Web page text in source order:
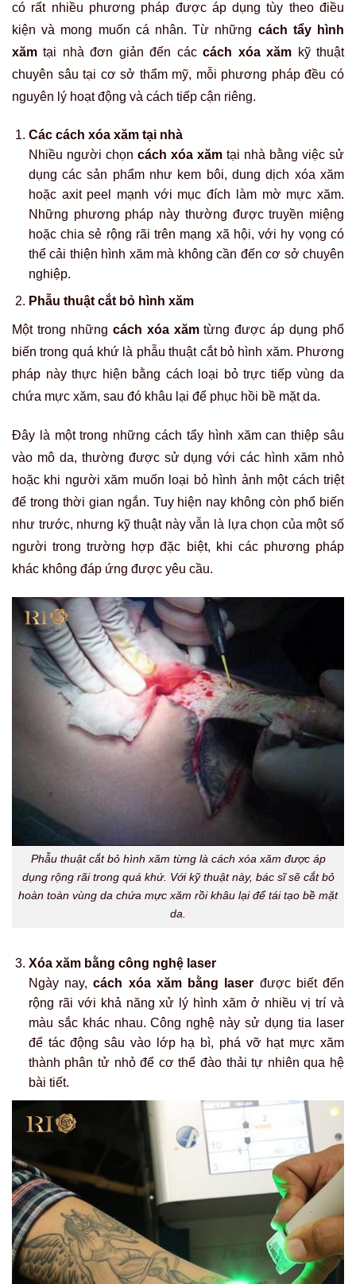
có rất nhiều phương pháp được áp dụng tùy theo điều
kiện và mong muốn cá nhân. Từ những cách tẩy hình
xămtại nhà đơn giản đến cáccách xóa xăm kỹ thuật
chuyên sâu tại cơ sở thẩm mỹ, mỗi phương pháp đều có
nguyên lý hoạt động và cách tiếp cận riêng.
Các cách xóa xăm tại nhà
Nhiều người chọn cách xóa xăm tại nhà bằng việc sử
dụng các sản phẩm như kem bôi, dung dịch xóa xăm
hoặc axit peel mạnh với mục đích làm mờ mực xăm.
Những phương pháp này thường được truyền miệng
hoặc chia sẻ rộng rãi trên mạng xã hội, với hy vọng có
thể cải thiện hình xăm mà không cần đến cơ sở chuyên
nghiệp.
Phẫu thuật cắt bỏ hình xăm
Một trong những cách xóa xămtừng được áp dụng phổ
biến trong quá khứ là phẫu thuật cắt bỏ hình xăm. Phương
pháp này thực hiện bằng cách loại bỏ trực tiếp vùng da
chứa mực xăm, sau đó khâu lại để phục hồi bề mặt da.
Đây là một trong những cách tẩy hình xăm can thiệp sâu
vào mô da, thường được sử dụng với các hình xăm nhỏ
hoặc khi người xăm muốn loại bỏ hình ảnh một cách triệt
để trong thời gian ngắn. Tuy hiện nay không còn phổ biến
như trước, nhưng kỹ thuật này vẫn là lựa chọn của một số
người trong trường hợp đặc biệt, khi các phương pháp
khác không đáp ứng được yêu cầu.
Phẫu thuật cắt bỏ hình xăm từng là cách xóa xăm được áp
dụng rộng rãi trong quá khứ. Với kỹ thuật này, bác sĩ sẽ cắt bỏ
hoàn toàn vùng da chứa mực xăm rồi khâu lại để tái tạo bề mặt
da.
Xóa xăm bằng công nghệ laser
Ngày nay,cách xóa xăm bằng laser được biết đến
rộng rãi với khả năng xử lý hình xăm ở nhiều vị trí và
màu sắc khác nhau. Công nghệ này sử dụng tia laser
để tác động sâu vào lớp hạ bì, phá vỡ hạt mực xăm
thành phân tử nhỏ để cơ thể đào thải tự nhiên qua hệ
bài tiết.